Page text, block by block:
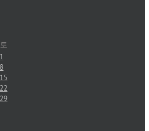
토
1
8
15
22
29